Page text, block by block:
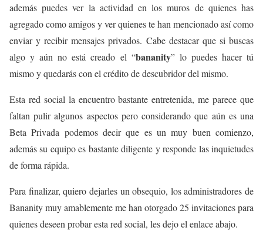
además puedes ver la actividad en los muros de quienes has
agregado como amigos y ver quienes te han mencionado así como
enviar y recibir mensajes privados. Cabe destacar que si buscas
algo y aún no está creado el “bananity” lo puedes hacer tú
mismo y quedarás con el crédito de descubridor del mismo.
Esta red social la encuentro bastante entretenida, me parece que
faltan pulir algunos aspectos pero considerando que aún es una
Beta Privada podemos decir que es un muy buen comienzo,
además su equipo es bastante diligente y responde las inquietudes
de forma rápida.
Para finalizar, quiero dejarles un obsequio, los administradores de
Bananity muy amablemente me han otorgado 25 invitaciones para
quienes deseen probar esta red social, les dejo el enlace abajo.